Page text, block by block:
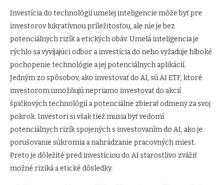
Investícia do technológií umelej inteligencie môže byť pre
investorov lukratívnou príležitosťou, ale nie je bez
potenciálnych rizík a etických obáv. Umelá inteligencia je
rýchlo sa vyvíjajúci odbor a investícia do neho vyžaduje hlboké
pochopenie technológie a jej potenciálnych aplikácií.
Jedným zo spôsobov, ako investovať do AI, sú AI ETF, ktoré
investorom umožňujú nepriamo investovať do akcií
špičkových technológií a potenciálne zbierať odmeny za svoj
pokrok. Investori si však tiež musia byť vedomí
potenciálnych rizík spojených s investovaním do AI, ako je
porušovanie súkromia a nahrádzanie pracovných miest.
Preto je dôležité pred investíciou do AI starostlivo zvážiť
možné riziká a etické dôsledky.